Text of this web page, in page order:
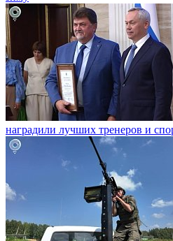
наградили лучших тренеров и